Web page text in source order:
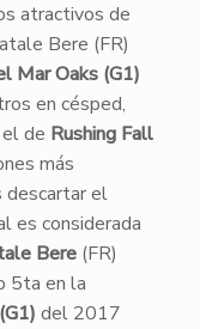
atractivos de
Bere (FR)
Mar Oaks (G1)
en césped,
de Rushing Fall
más
descartar el
es considerada
Bere(FR)
5ta en la
del 2017